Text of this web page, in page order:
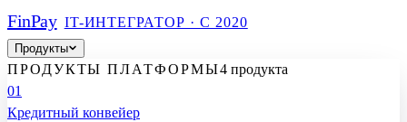
FinPay IT-ИНТЕГРАТОР · С 2020
Продукты
ПРОДУКТЫ ПЛАТФОРМЫ4 продукта
01
Кредитный конвейер